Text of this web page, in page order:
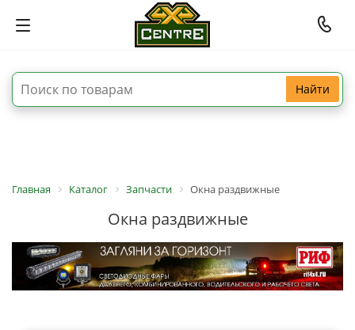
Найти
Главная Каталог Запчасти Окна раздвижные
Окна раздвижные